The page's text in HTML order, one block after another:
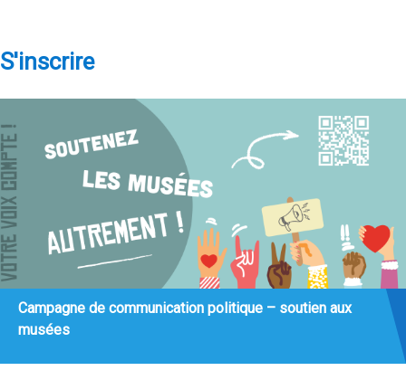
S'inscrire
Campagne de communication politique – soutien aux
musées